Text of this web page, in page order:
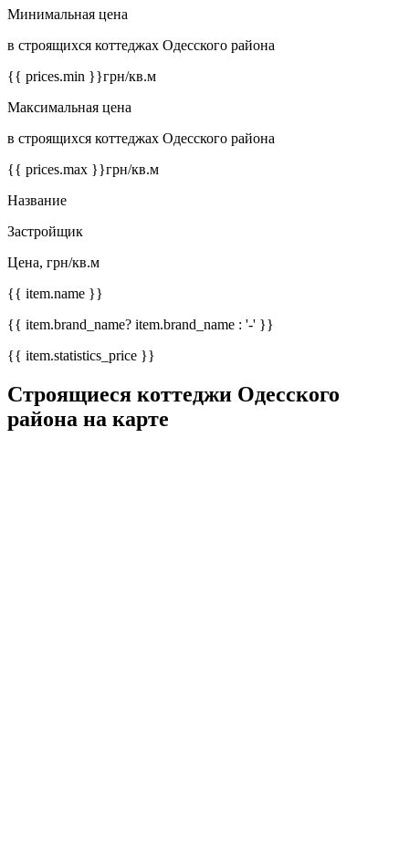
Минимальная цена
в строящихся коттеджах Одесского района
{{ prices.min }}грн/кв.м
Максимальная цена
в строящихся коттеджах Одесского района
{{ prices.max }}грн/кв.м
Название
Застройщик
Цена, грн/кв.м
{{ item.name }}
{{ item.brand_name? item.brand_name : '-' }}
{{ item.statistics_price }}
Строящиеся коттеджи Одесского
района на карте